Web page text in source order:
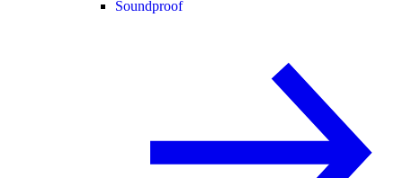
Soundproof